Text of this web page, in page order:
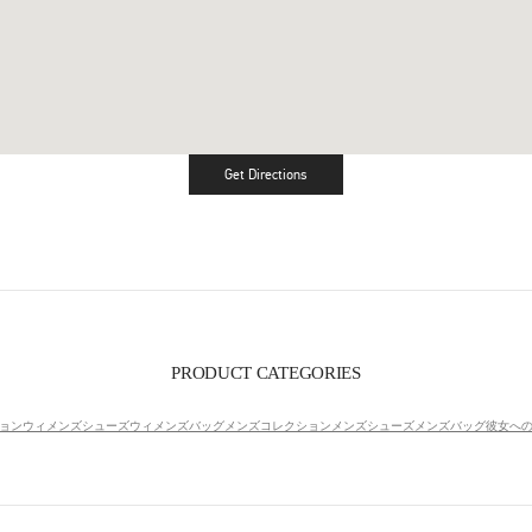
Get DirectionsLink Opens in New Tab
PRODUCT CATEGORIES
ンウィメンズシューズウィメンズバッグメンズコレクション メンズシューズ メンズバッグ彼女へ